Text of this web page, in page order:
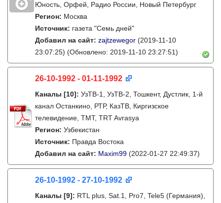
Юность, Орфей, Радио России, Новый Петербург
Регион: Москва
Источник: газета "Семь дней"
Добавил на сайт: zajtzewegor (2019-11-10
23:07:25) (Обновлено: 2019-11-10 23:27:51)
26-10-1992 - 01-11-1992
Каналы [10]: УзТВ-1, УзТВ-2, Тошкент, Дустлик, 1-й
канал Останкино, РТР, КазТВ, Киргизское
телевидение, ТМТ, TRT Avrasya
Регион: Узбекистан
Источник: Правда Востока
Добавил на сайт: Maxim99 (2022-01-27 22:49:37)
26-10-1992 - 27-10-1992
Каналы [9]: RTL plus, Sat.1, Pro7, Tele5 (Германия),